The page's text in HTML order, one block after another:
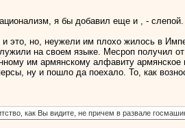
я бы добавил еще и , - слепой.
это, но, неужели им плохо жилось в
на своем языке. Месроп получил
им армянскому алфавиту
ну и пошло да поехало. То, как
как Вы видите, не причем в развале